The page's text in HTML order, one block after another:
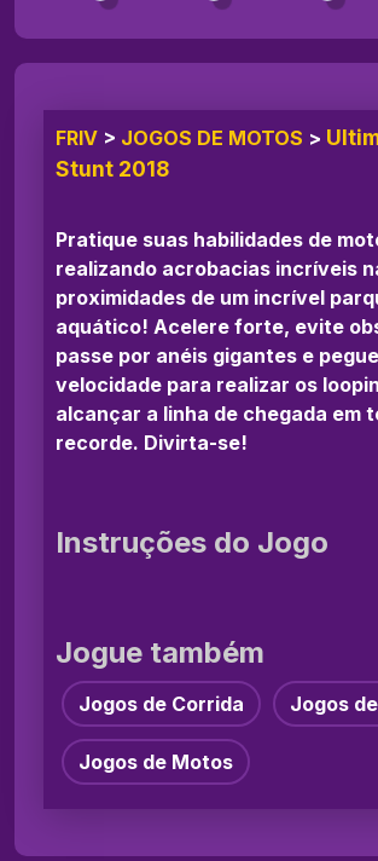
FRIV > JOGOS DE MOTOS >
Stunt 2018
Pratique suas habilidades de
realizando acrobacias incríveis
proximidades de um incrível
aquático! Acelere forte, evite
passe por anéis gigantes e
velocidade para realizar os
alcançar a linha de chegada em
recorde. Divirta-se!
Instruções do Jogo
Jogue também
Jogos de Corrida Jogos
Jogos de Motos